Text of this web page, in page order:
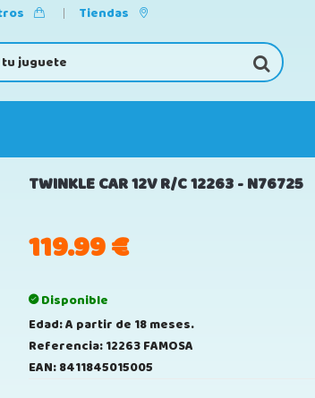
Tiendas
TWINKLE CAR 12V R/C 12263 - N76725
119.99€
Disponible
Edad: A partir de 18 meses.
Referencia: 12263 FAMOSA
EAN: 8411845015005